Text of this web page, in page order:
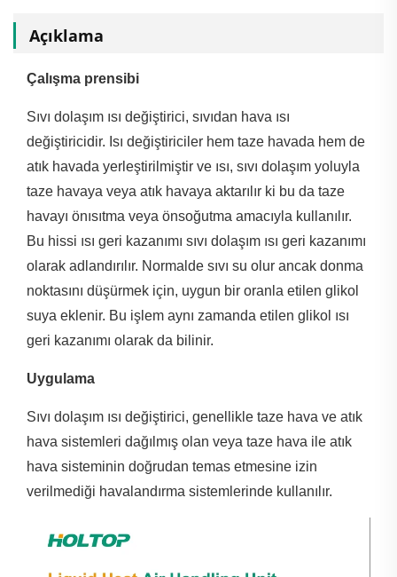
Açıklama
Çalışma prensibi
Sıvı dolaşım ısı değiştirici, sıvıdan hava ısı
değiştiricidir. Isı değiştiriciler hem taze havada hem de
atık havada yerleştirilmiştir ve ısı, sıvı dolaşım yoluyla
taze havaya veya atık havaya aktarılır ki bu da taze
havayı önısıtma veya önsoğutma amacıyla kullanılır.
Bu hissi ısı geri kazanımı sıvı dolaşım ısı geri kazanımı
olarak adlandırılır. Normalde sıvı su olur ancak donma
noktasını düşürmek için, uygun bir oranla etilen glikol
suya eklenir. Bu işlem aynı zamanda etilen glikol ısı
geri kazanımı olarak da bilinir.
Uygulama
Sıvı dolaşım ısı değiştirici, genellikle taze hava ve atık
hava sistemleri dağılmış olan veya taze hava ile atık
hava sisteminin doğrudan temas etmesine izin
verilmediği havalandırma sistemlerinde kullanılır.